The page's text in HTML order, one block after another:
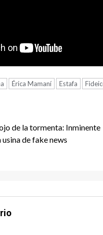
Érica Mamaní Estafa
de la tormenta: Inminente
de fake news